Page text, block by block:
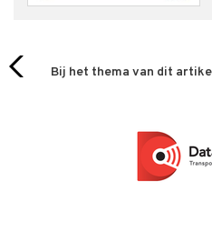
Bij het thema van dit